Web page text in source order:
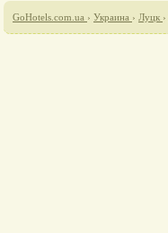
GoHotels.com.ua › Украина › Луцк ›